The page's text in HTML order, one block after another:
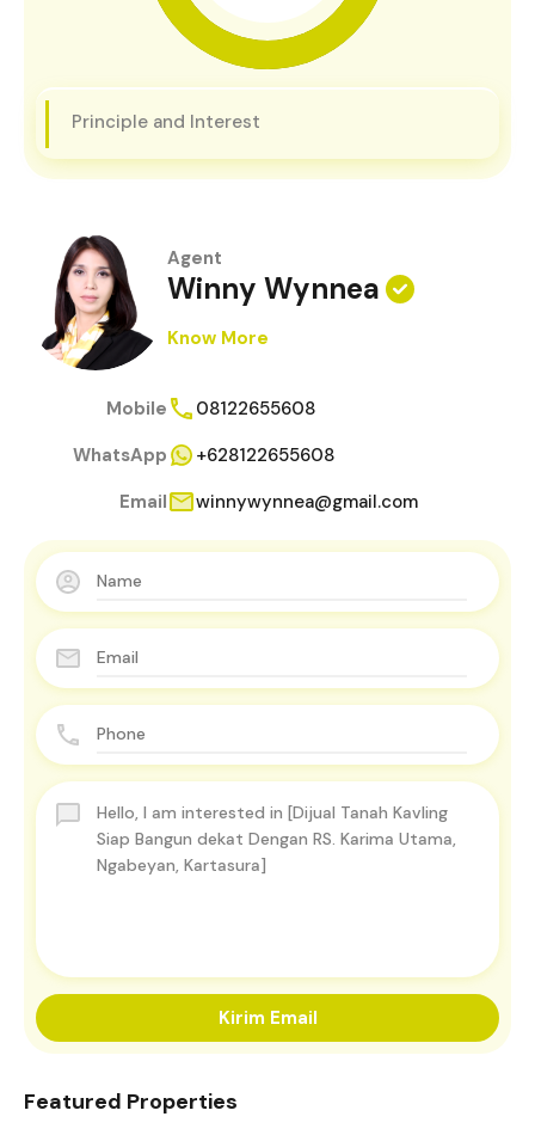
Principle and Interest
Agent
Winny Wynnea
Know More
Mobile
08122655608
WhatsApp
+628122655608
Email
winnywynnea@gmail.com
Kirim Email
Featured Properties